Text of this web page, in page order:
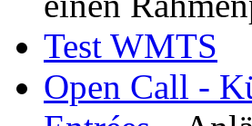
Test WMTS
Open Call -